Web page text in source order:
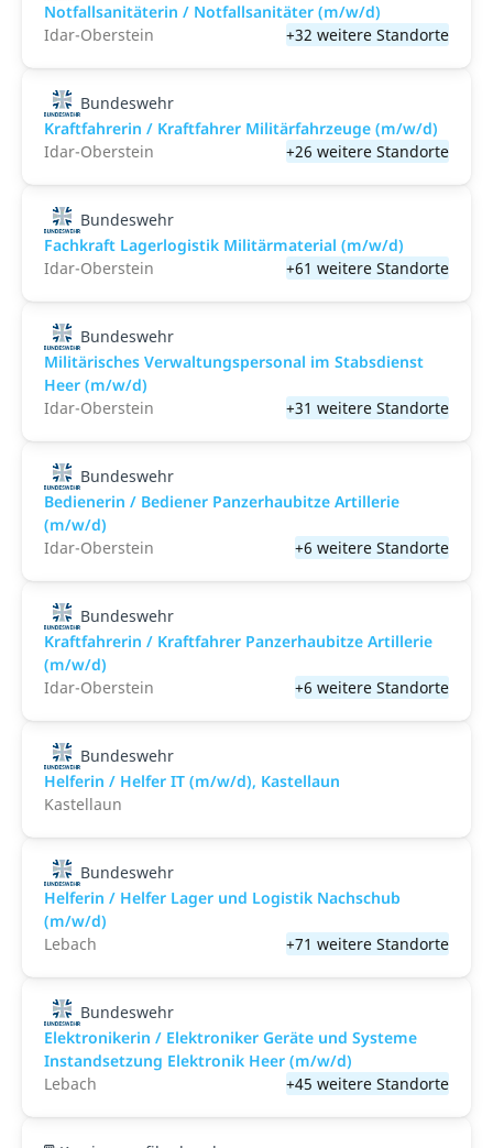
Notfallsanitäterin / Notfallsanitäter (m/w/d)
Idar-Oberstein
+32 weitere Standorte
Bundeswehr
Kraftfahrerin / Kraftfahrer Militärfahrzeuge (m/w/d)
Idar-Oberstein
+26 weitere Standorte
Bundeswehr
Fachkraft Lagerlogistik Militärmaterial (m/w/d)
Idar-Oberstein
+61 weitere Standorte
Bundeswehr
Militärisches Verwaltungspersonal im Stabsdienst
Heer (m/w/d)
Idar-Oberstein
+31 weitere Standorte
Bundeswehr
Bedienerin / Bediener Panzerhaubitze Artillerie
(m/w/d)
Idar-Oberstein
+6 weitere Standorte
Bundeswehr
Kraftfahrerin / Kraftfahrer Panzerhaubitze Artillerie
(m/w/d)
Idar-Oberstein
+6 weitere Standorte
Bundeswehr
Helferin / Helfer IT (m/w/d), Kastellaun
Kastellaun
Bundeswehr
Helferin / Helfer Lager und Logistik Nachschub
(m/w/d)
Lebach
+71 weitere Standorte
Bundeswehr
Elektronikerin / Elektroniker Geräte und Systeme
Instandsetzung Elektronik Heer (m/w/d)
Lebach
+45 weitere Standorte